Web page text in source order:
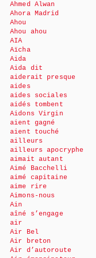
Ahmed Alwan
Ahora Madrid
Ahou
Ahou ahou
AIA
Aïcha
Aida
Aida dit
aiderait presque
aides
aides sociales
aidés tombent
Aidons Virgin
aient gagné
aient touché
ailleurs
ailleurs apocryphe
aimait autant
Aimé Bacchelli
aimé capitaine
aime rire
Aimons-nous
Ain
aîné s’engage
air
Air Bel
Air breton
Air d’autoroute